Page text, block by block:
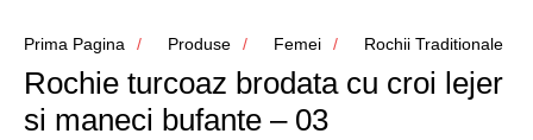
Prima Pagina Produse Femei Rochii Traditionale
Rochie turcoaz brodata cu croi lejer
si maneci bufante – 03